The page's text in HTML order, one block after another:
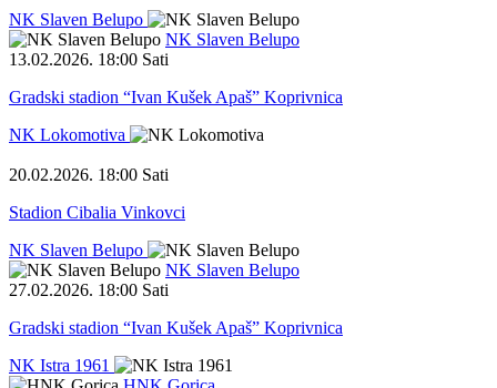
NK Slaven Belupo
NK Slaven Belupo
13.02.2026. 18:00 Sati
Gradski stadion “Ivan Kušek Apaš” Koprivnica
NK Lokomotiva
20.02.2026. 18:00 Sati
Stadion Cibalia Vinkovci
NK Slaven Belupo
NK Slaven Belupo
27.02.2026. 18:00 Sati
Gradski stadion “Ivan Kušek Apaš” Koprivnica
NK Istra 1961